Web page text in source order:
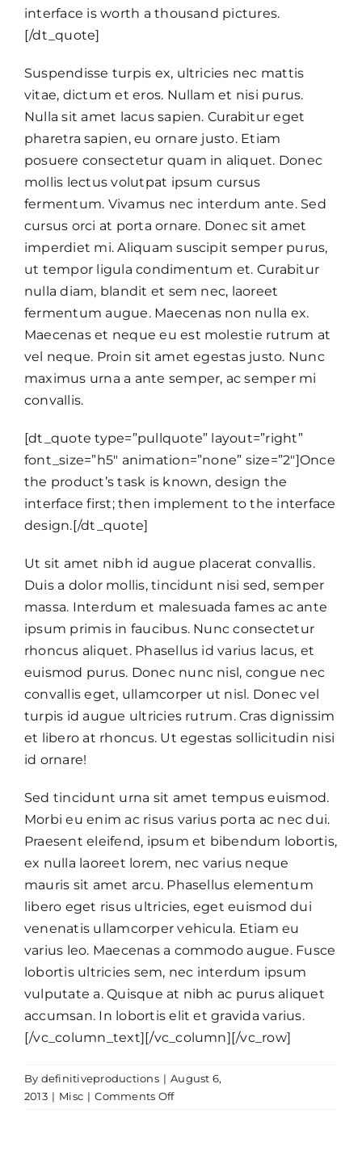
interface is worth a thousand pictures.
[/dt_quote]
Suspendisse turpis ex, ultricies nec mattis
vitae, dictum et eros. Nullam et nisi purus.
Nulla sit amet lacus sapien. Curabitur eget
pharetra sapien, eu ornare justo. Etiam
posuere consectetur quam in aliquet. Donec
mollis lectus volutpat ipsum cursus
fermentum. Vivamus nec interdum ante. Sed
cursus orci at porta ornare. Donec sit amet
imperdiet mi. Aliquam suscipit semper purus,
ut tempor ligula condimentum et. Curabitur
nulla diam, blandit et sem nec, laoreet
fermentum augue. Maecenas non nulla ex.
Maecenas et neque eu est molestie rutrum at
vel neque. Proin sit amet egestas justo. Nunc
maximus urna a ante semper, ac semper mi
convallis.
[dt_quote type=”pullquote” layout=”right”
font_size=”h5″ animation=”none” size=”2″]Once
the product’s task is known, design the
interface first; then implement to the interface
design.[/dt_quote]
Ut sit amet nibh id augue placerat convallis.
Duis a dolor mollis, tincidunt nisi sed, semper
massa. Interdum et malesuada fames ac ante
ipsum primis in faucibus. Nunc consectetur
rhoncus aliquet. Phasellus id varius lacus, et
euismod purus. Donec nunc nisl, congue nec
convallis eget, ullamcorper ut nisl. Donec vel
turpis id augue ultricies rutrum. Cras dignissim
et libero at rhoncus. Ut egestas sollicitudin nisi
id ornare!
Sed tincidunt urna sit amet tempus euismod.
Morbi eu enim ac risus varius porta ac nec dui.
Praesent eleifend, ipsum et bibendum lobortis,
ex nulla laoreet lorem, nec varius neque
mauris sit amet arcu. Phasellus elementum
libero eget risus ultricies, eget euismod dui
venenatis ullamcorper vehicula. Etiam eu
varius leo. Maecenas a commodo augue. Fusce
lobortis ultricies sem, nec interdum ipsum
vulputate a. Quisque at nibh ac purus aliquet
accumsan. In lobortis elit et gravida varius.
[/vc_column_text][/vc_column][/vc_row]
By definitiveproductions | August 6,
2013 | Misc | Comments Offon